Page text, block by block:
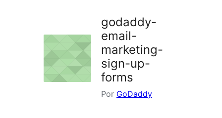
godaddy-
email-
marketing-
sign-up-
forms
Por GoDaddy